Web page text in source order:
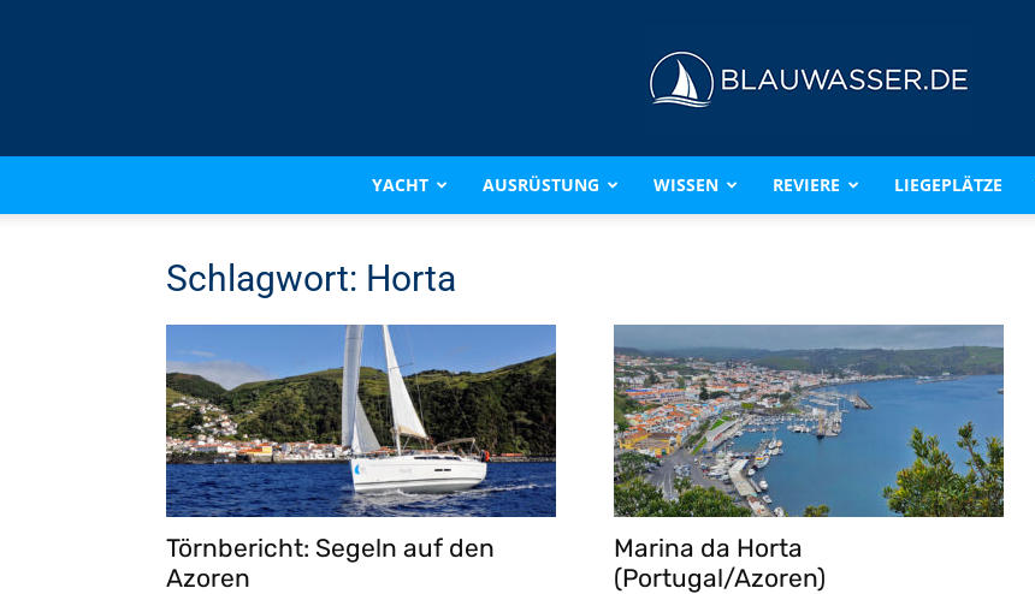
BLAUWASSER.DE
YACHT AUSRÜSTUNG WISSEN REVIERE LIEGEPLÄTZE
Schlagwort: Horta
Törnbericht: Segeln auf den
Azoren
Marina da Horta
(Portugal/Azoren)